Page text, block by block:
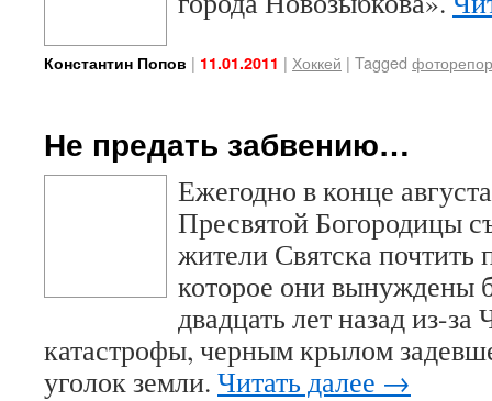
Константин Попов | 11.01.2011 | Хоккей | Tagged
Не предать забвению…
Ежегодно в конце
Пресвятой Богородицы
жители Святска почтить
которое они вынуждены
двадцать лет назад из-
катастрофы, черным крылом
уголок земли. Читать далее →